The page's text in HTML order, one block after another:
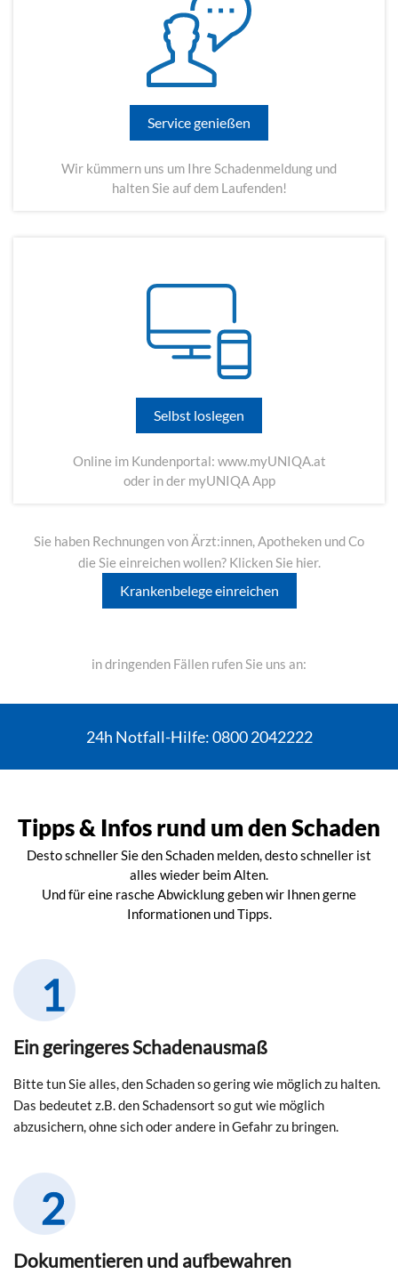
Service genießen
Wir kümmern uns um Ihre Schadenmeldung und
halten Sie auf dem Laufenden!
Selbst loslegen
Online im Kundenportal: www.myUNIQA.at
oder in der myUNIQA App
Sie haben Rechnungen von Ärzt:innen, Apotheken und Co
die Sie einreichen wollen? Klicken Sie hier.
Krankenbelege einreichen
in dringenden Fällen rufen Sie uns an:
24h Notfall-Hilfe: 0800 2042222
Tipps & Infos rund um den Schaden
Desto schneller Sie den Schaden melden, desto schneller ist
alles wieder beim Alten.
Und für eine rasche Abwicklung geben wir Ihnen gerne
Informationen und Tipps.
Ein geringeres Schadenausmaß
Bitte tun Sie alles, den Schaden so gering wie möglich zu halten.
Das bedeutet z.B. den Schadensort so gut wie möglich
abzusichern, ohne sich oder andere in Gefahr zu bringen.
Dokumentieren und aufbewahren